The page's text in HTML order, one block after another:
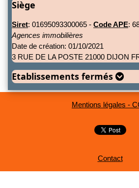
Siège
Siret: 01695093300065 - Code APE:
Agences immobilières
Date de création: 01/10/2021
3 RUE DE LA POSTE 21000 DIJON
Etablissements fermés
Mentions légales -
Contact